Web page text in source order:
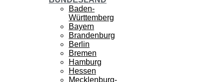
Baden-
Württemberg
Bayern
Brandenburg
Berlin
Bremen
Hamburg
Hessen
Mecklenburg-